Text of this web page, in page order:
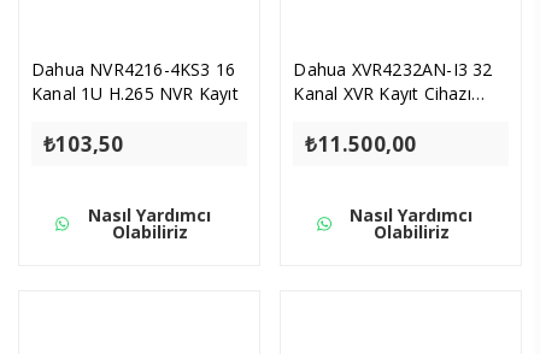
Dahua NVR4216-4KS3 16
Kanal 1U H.265 NVR Kayıt
₺103,50
Nasıl Yardımcı
Olabiliriz
Dahua XVR4232AN-I3 32
Kanal XVR Kayıt Cihazı
₺11.500,00
Nasıl Yardımcı
Olabiliriz